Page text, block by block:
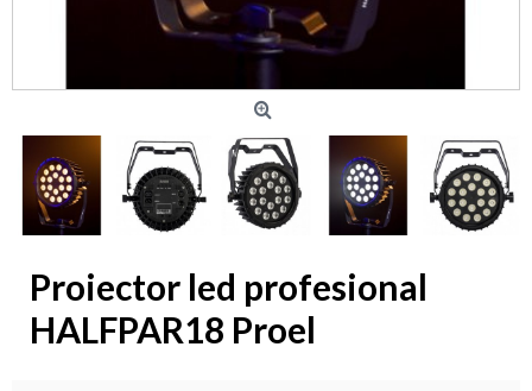
Proiector led profesional
HALFPAR18 Proel